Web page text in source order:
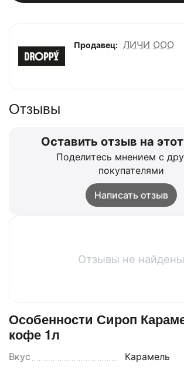
Продавец: ЛИЧИ ООО
Отзывы
Оставить отзыв на
Поделитесь мнением с
покупателями
Написать отзыв
Отзывы не найдены
Особенности Сироп
кофе 1л
Вкус Карамель